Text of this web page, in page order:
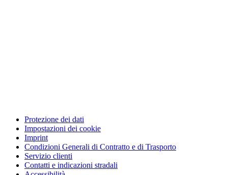
Protezione dei dati
Impostazioni dei cookie
Imprint
Condizioni Generali di Contratto e di Trasporto
Servizio clienti
Contatti e indicazioni stradali